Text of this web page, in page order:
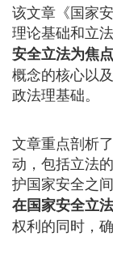
该文章《国家
理论基础和立
安全立法为焦点
概念的核心以
政法理基础。
文章重点剖析
动，包括立法
护国家安全之
在国家安全立
权利的同时，